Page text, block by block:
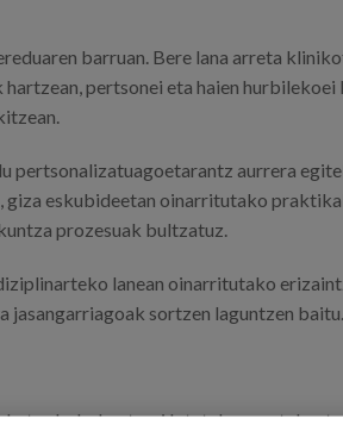
barruan. Bere lana arreta
pertsonei eta haien hurbilekoei
pertsonalizatuagoetarantz aurrera
eskubideetan oinarritutako
prozesuak bultzatuz.
lanean oinarritutako
jasangarriagoak sortzen laguntzen baitu.
hobekuntzari lotutako